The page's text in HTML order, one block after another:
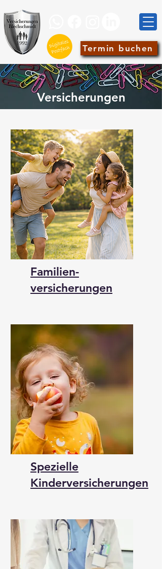
Termin buchen
Versicherungen
Familien-
versicherungen
Spezielle
Kinderversicherungen